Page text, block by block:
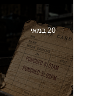
סמנכ״לית
של
20 במאי